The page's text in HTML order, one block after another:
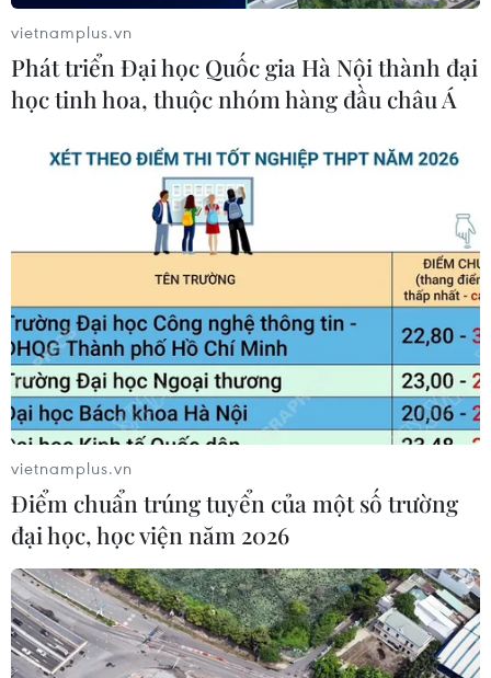
Thị trường vàng “án binh” chờ đợi số liệu lạm phát
của Mỹ
Vietcombank Tower: Tiêu chuẩn ESG và sức hút
trung tâm tài chính
10/08/2026 07:47
vietnamplus.vn
Phát triển Đại học Quốc gia Hà Nội thành đại
học tinh hoa, thuộc nhóm hàng đầu châu Á
vietnamplus.vn
Điểm chuẩn trúng tuyển của một số trường
đại học, học viện năm 2026